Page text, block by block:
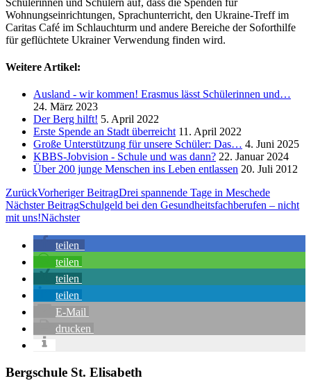
Wohnungseinrichtungen, Sprachunterricht, den Ukraine-Treff im
Caritas Café im Schlauchturm und andere Bereiche der Soforthilfe
für geflüchtete Ukrainer Verwendung finden wird.
Weitere Artikel:
Ausland - wir kommen! Erasmus lässt Schülerinnen und…
24. März 2023
Der Berg hilft! 5. April 2022
Erste Spende an Stadt überreicht 11. April 2022
Große Unterstützung für unsere Schüler: Das… 4. Juni 2025
KBBS-Jobvision - Schule und was dann? 22. Januar 2024
Über 200 junge Menschen ins Leben entlassen 20. Juli 2012
ZurückVorheriger BeitragDrei spannende Tage in Meschede
Nächster BeitragSchulgeld bei den Gesundheitsfachberufen – nicht
mit uns!Nächster
teilen
teilen
teilen
teilen
E-Mail
drucken
Bergschule St. Elisabeth